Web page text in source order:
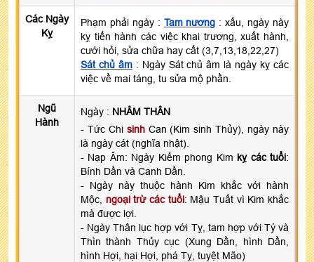
Các Ngày
Kỵ
Phạm phải ngày : Tam nương : xấu, ngày này
kỵ tiến hành các việc khai trương, xuất hành,
cưới hỏi, sửa chữa hay cất (3,7,13,18,22,27)
Sát chủ âm: Ngày Sát chủ âm là ngày kỵ các
việc về mai táng, tu sửa mộ phần.
Ngũ
Hành
Ngày : NHÂM THÂN
- Tức Chi sinhCan (Kim sinh Thủy), ngày này
là ngày cát (nghĩa nhật).
- Nạp Âm: Ngày Kiếm phong Kim kỵ các tuổi:
Bính Dần và Canh Dần.
- Ngày này thuộc hành Kim khắc với hành
Mộc, ngoại trừ các tuổi: Mậu Tuất vì Kim khắc
mà được lợi.
- Ngày Thân lục hợp với Tỵ, tam hợp với Tý và
Thìn thành Thủy cục (Xung Dần, hình Dần,
hình Hợi, hại Hợi, phá Tỵ, tuyệt Mão)